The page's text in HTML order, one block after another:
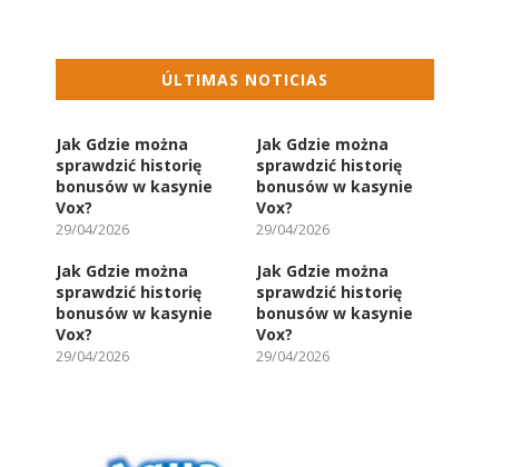
ÚLTIMAS NOTICIAS
Jak Gdzie można
sprawdzić historię
bonusów w kasynie
Vox?
29/04/2026
Jak Gdzie można
sprawdzić historię
bonusów w kasynie
Vox?
29/04/2026
Jak Gdzie można
sprawdzić historię
bonusów w kasynie
Vox?
29/04/2026
Jak Gdzie można
sprawdzić historię
bonusów w kasynie
Vox?
29/04/2026